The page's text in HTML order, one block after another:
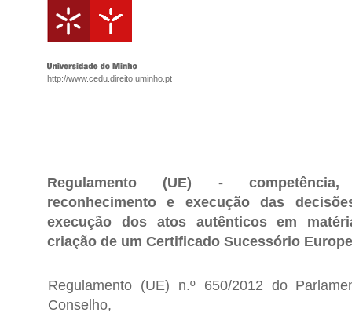
http://www.cedu.direito.uminho.pt
Regulamento (UE) -
reconhecimento e execução das
execução dos atos autênticos em
criação de um Certificado Sucessório
Regulamento (UE) n.º 650/2012 do
Conselho,